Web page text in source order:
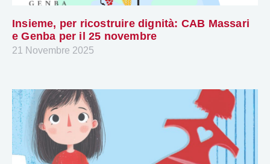
Insieme, per ricostruire dignità: CAB Massari
e Genba per il 25 novembre
21 Novembre 2025